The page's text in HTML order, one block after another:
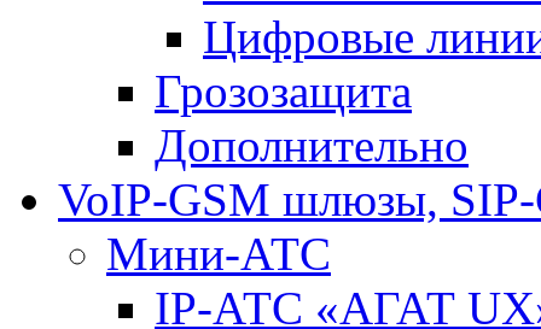
Цифровые
Грозозащита
Дополнительно
VoIP-GSM шлюзы,
Мини-АТС
IP-АТС «АГАТ